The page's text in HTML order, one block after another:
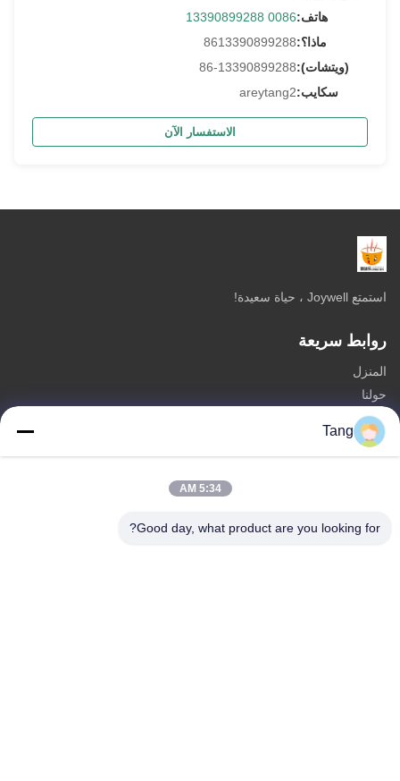
هاتف:0086 13390899288
ماذا؟:8613390899288
(ويتشات):86-13390899288
سكايب:areytang2
الاستفسار الآن
استمتع Joywell ، حياة سعيدة!
روابط سريعة
المنزل
حولنا
المنتجات
اتصل بنا
حبوب الفاصوليا العريضة
Tang
5:34 AM
Good day, what product are you looking for?